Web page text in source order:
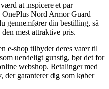
at inspicere et par
OnePlus Nord Armor Guard
gennemfører din bestilling, så
mest attraktive pris.
e-shop tilbyder deres varer til
uendeligt gunstig, bør det for
webshop. Betalinger med
der garanterer dig som køber